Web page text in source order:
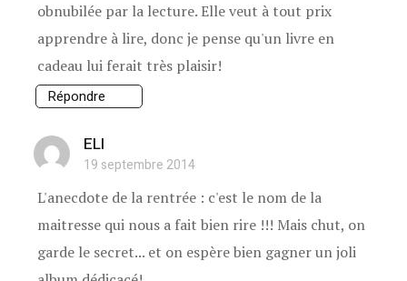
obnubilée par la lecture. Elle veut à tout prix
apprendre à lire, donc je pense qu'un livre en
cadeau lui ferait très plaisir!
Répondre
ELI
19 septembre 2014
L'anecdote de la rentrée : c'est le nom de la
maitresse qui nous a fait bien rire !!! Mais chut, on
garde le secret... et on espère bien gagner un joli